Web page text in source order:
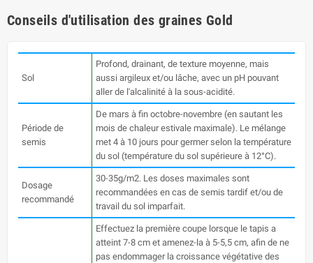
Conseils d'utilisation des graines Gold
Sol
Profond, drainant, de texture moyenne, mais
aussi argileux et/ou lâche, avec un pH pouvant
aller de l'alcalinité à la sous-acidité.
Période de
semis
De mars à fin octobre-novembre (en sautant les
mois de chaleur estivale maximale). Le mélange
met 4 à 10 jours pour germer selon la température
du sol (température du sol supérieure à 12°C).
Dosage
recommandé
30-35g/m2. Les doses maximales sont
recommandées en cas de semis tardif et/ou de
travail du sol imparfait.
Effectuez la première coupe lorsque le tapis a
atteint 7-8 cm et amenez-la à 5-5,5 cm, afin de ne
pas endommager la croissance végétative des